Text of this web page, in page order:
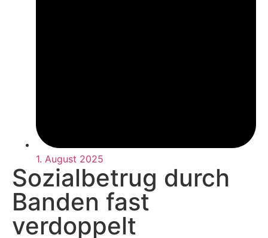
1. August 2025
Sozialbetrug durch
Banden fast
verdoppelt